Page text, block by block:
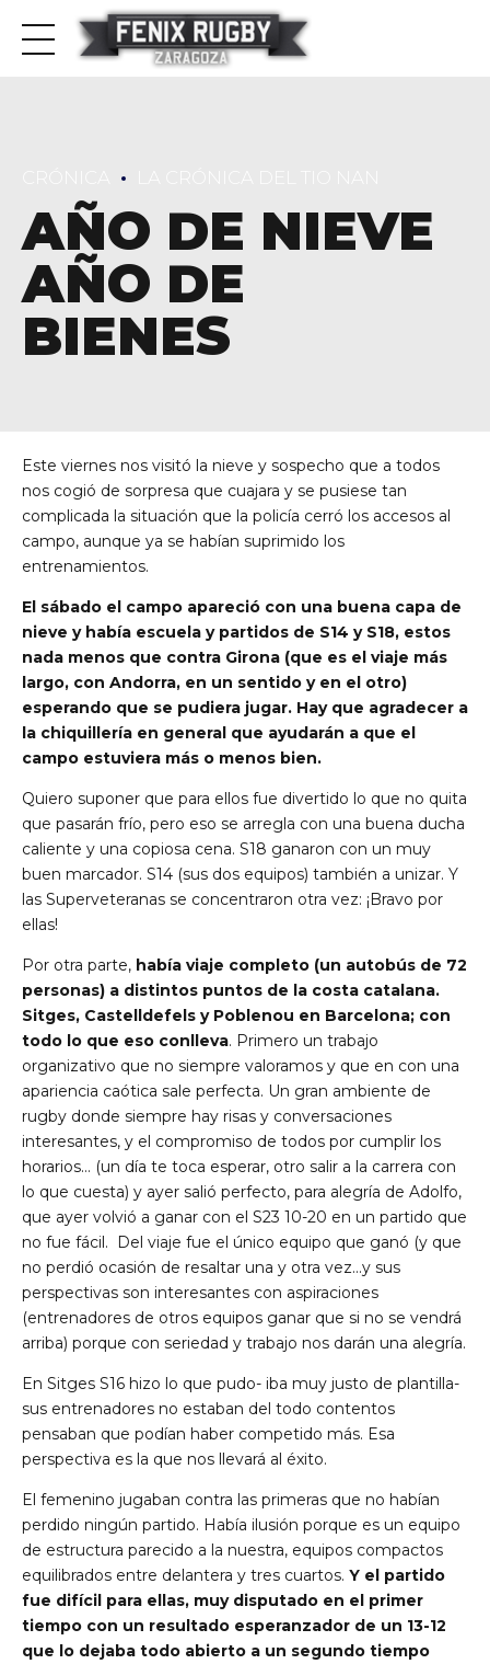
AÑO DE NIEVE
AÑO DE
BIENES
Este viernes nos visitó la nieve y sospecho que a todos
nos cogió de sorpresa que cuajara y se pusiese tan
complicada la situación que la policía cerró los accesos al
campo, aunque ya se habían suprimido los
entrenamientos.
El sábado el campo apareció con una buena capa de
nieve y había escuela y partidos de S14 y S18, estos
nada menos que contra Girona (que es el viaje más
largo, con Andorra, en un sentido y en el otro)
esperando que se pudiera jugar. Hay que agradecer a
la chiquillería en general que ayudarán a que el
campo estuviera más o menos bien.
Quiero suponer que para ellos fue divertido lo que no quita
que pasarán frío, pero eso se arregla con una buena ducha
caliente y una copiosa cena. S18 ganaron con un muy
buen marcador. S14 (sus dos equipos) también a unizar. Y
las Superveteranas se concentraron otra vez: ¡Bravo por
ellas!
Por otra parte, había viaje completo (un autobús de 72
personas) a distintos puntos de la costa catalana.
Sitges, Castelldefels y Poblenou en Barcelona; con
todo lo que eso conlleva. Primero un trabajo
organizativo que no siempre valoramos y que en con una
apariencia caótica sale perfecta. Un gran ambiente de
rugby donde siempre hay risas y conversaciones
interesantes, y el compromiso de todos por cumplir los
horarios… (un día te toca esperar, otro salir a la carrera con
lo que cuesta) y ayer salió perfecto, para alegría de Adolfo,
que ayer volvió a ganar con el S23 10-20 en un partido que
no fue fácil. Del viaje fue el único equipo que ganó (y que
no perdió ocasión de resaltar una y otra vez…y sus
perspectivas son interesantes con aspiraciones
(entrenadores de otros equipos ganar que si no se vendrá
arriba) porque con seriedad y trabajo nos darán una alegría.
En Sitges S16 hizo lo que pudo- iba muy justo de plantilla-
sus entrenadores no estaban del todo contentos
pensaban que podían haber competido más. Esa
perspectiva es la que nos llevará al éxito.
El femenino jugaban contra las primeras que no habían
perdido ningún partido. Había ilusión porque es un equipo
de estructura parecido a la nuestra, equipos compactos
equilibrados entre delantera y tres cuartos. Y el partido
fue difícil para ellas, muy disputado en el primer
tiempo con un resultado esperanzador de un 13-12
que lo dejaba todo abierto a un segundo tiempo